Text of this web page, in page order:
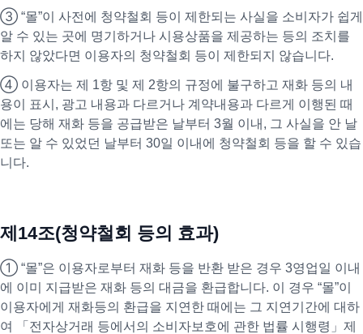
③ “몰”이 사전에 청약철회 등이 제한되는 사실을 소비자가 쉽게
알 수 있는 곳에 명기하거나 시용상품을 제공하는 등의 조치를
하지 않았다면 이용자의 청약철회 등이 제한되지 않습니다.
④ 이용자는 제 1항 및 제 2항의 규정에 불구하고 재화 등의 내
용이 표시, 광고 내용과 다르거나 계약내용과 다르게 이행된 때
에는 당해 재화 등을 공급받은 날부터 3월 이내, 그 사실을 안 날
또는 알 수 있었던 날부터 30일 이내에 청약철회 등을 할 수 있습
니다.
제14조(청약철회 등의 효과)
① “몰”은 이용자로부터 재화 등을 반환 받은 경우 3영업일 이내
에 이미 지급받은 재화 등의 대금을 환급합니다. 이 경우 “몰”이
이용자에게 재화등의 환급을 지연한 때에는 그 지연기간에 대하
여 「전자상거래 등에서의 소비자보호에 관한 법률 시행령」제